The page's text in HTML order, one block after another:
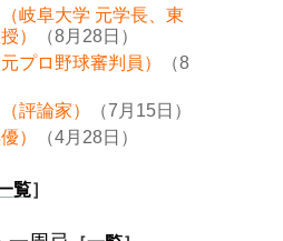
岐阜大学 元学長、東
）
（8月28日）
プロ野球審判員）
（8
評論家）
（7月15日）
）
（4月28日）
覧］